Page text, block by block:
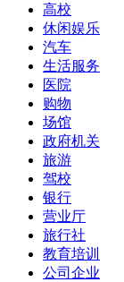
高校
休闲娱乐
汽车
生活服务
医院
购物
场馆
政府机关
旅游
驾校
银行
营业厅
旅行社
教育培训
公司企业